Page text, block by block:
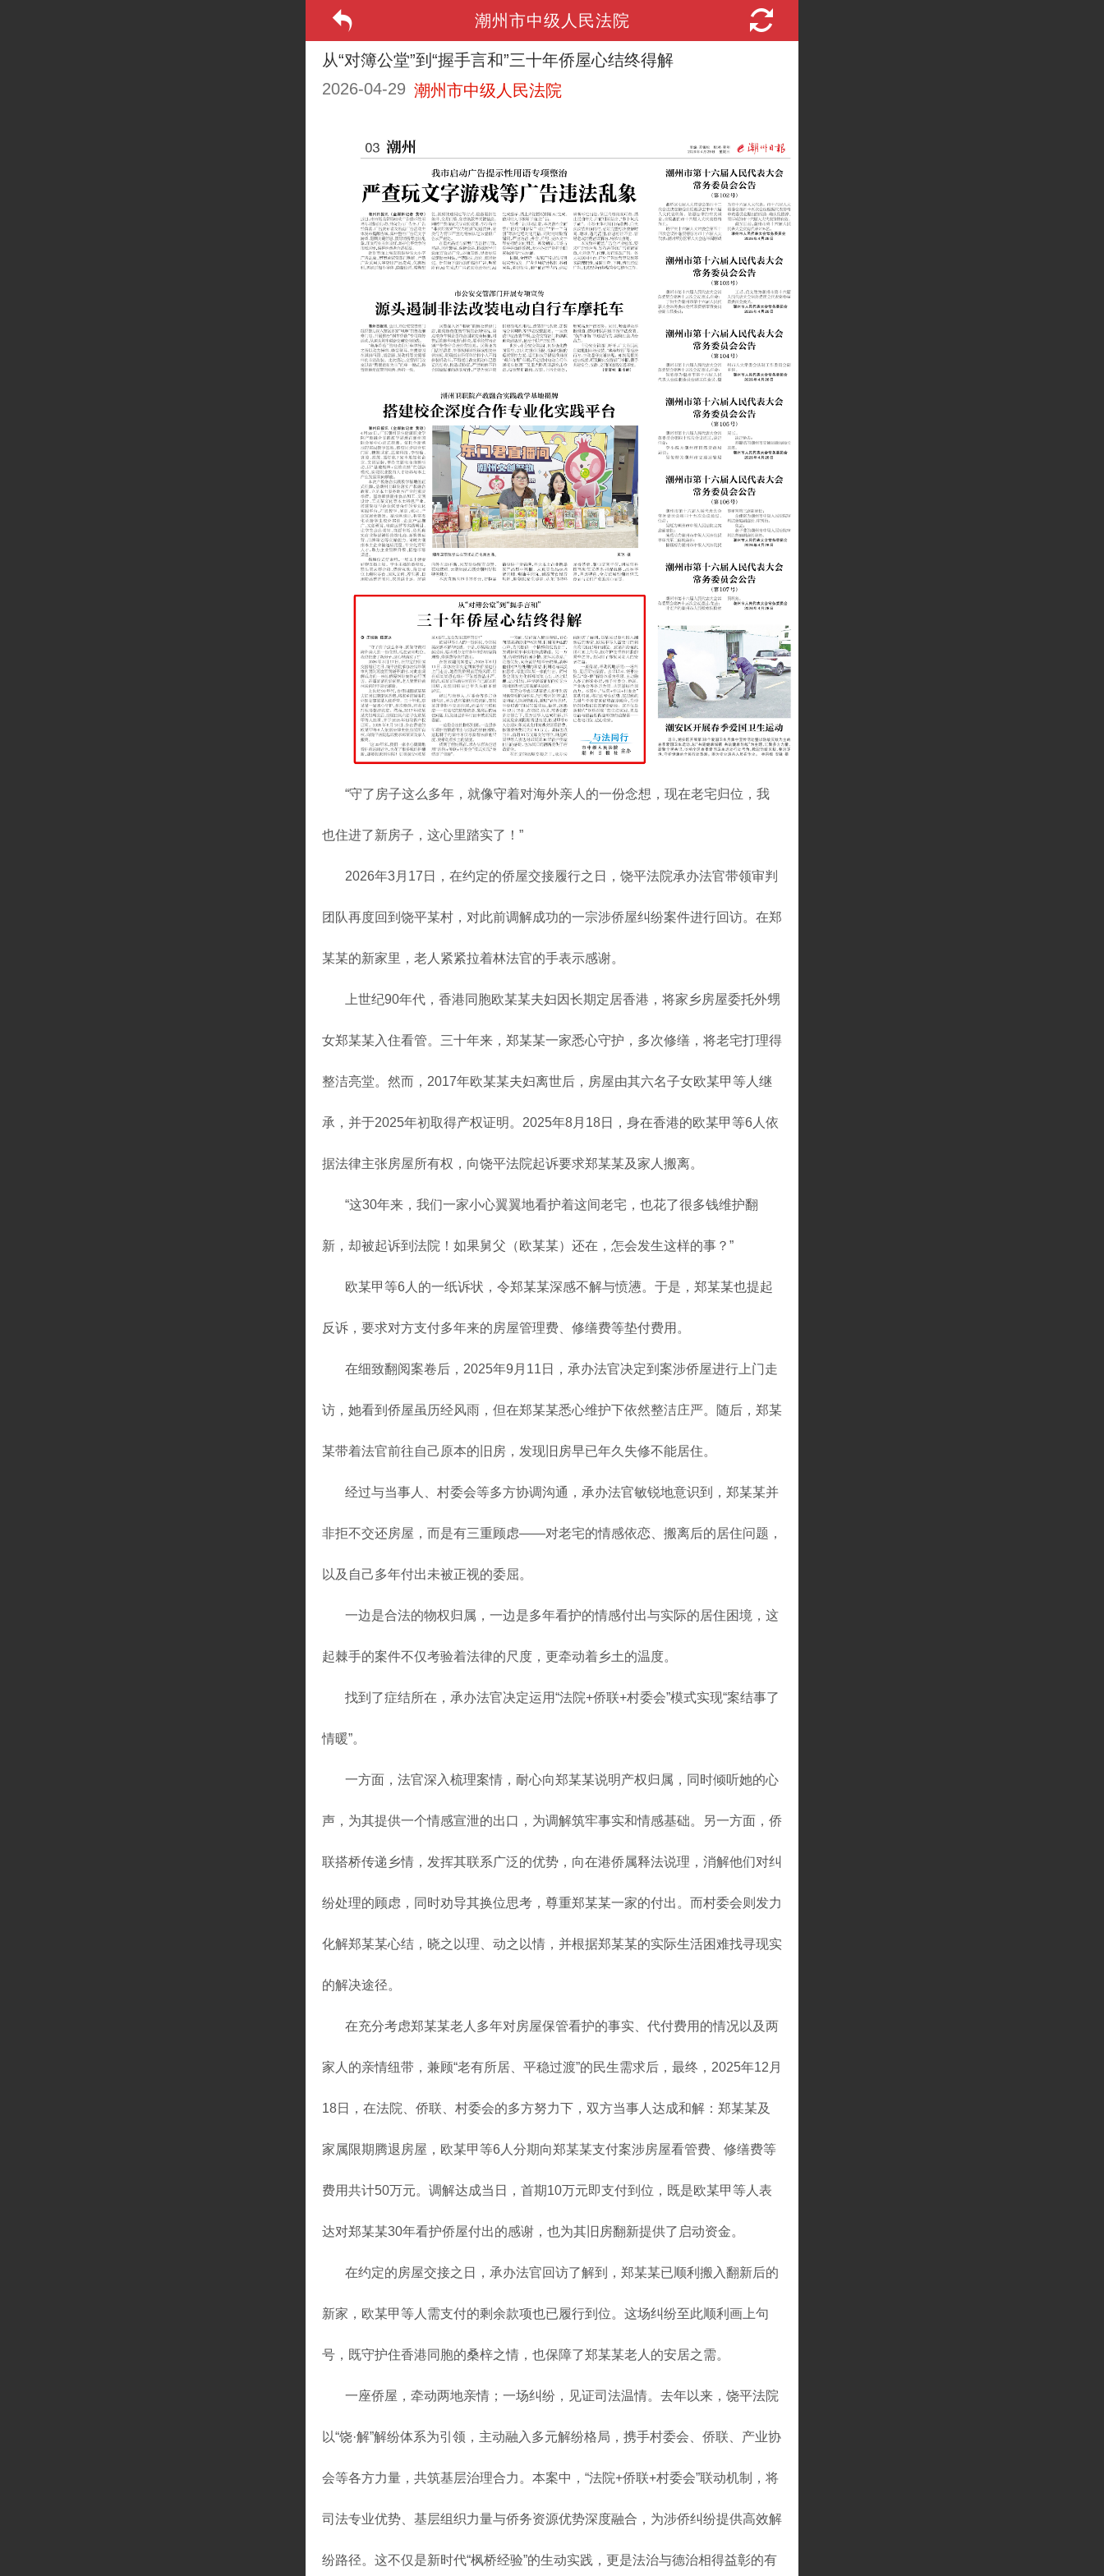
潮州市中级人民法院
从“对簿公堂”到“握手言和”三十年侨屋心结终得解
2026-04-29 潮州市中级人民法院
“守了房子这么多年，就像守着对海外亲人的一份念想，现在老宅归位，我
也住进了新房子，这心里踏实了！”
2026年3月17日，在约定的侨屋交接履行之日，饶平法院承办法官带领审判
团队再度回到饶平某村，对此前调解成功的一宗涉侨屋纠纷案件进行回访。在郑
某某的新家里，老人紧紧拉着林法官的手表示感谢。
上世纪90年代，香港同胞欧某某夫妇因长期定居香港，将家乡房屋委托外甥
女郑某某入住看管。三十年来，郑某某一家悉心守护，多次修缮，将老宅打理得
整洁亮堂。然而，2017年欧某某夫妇离世后，房屋由其六名子女欧某甲等人继
承，并于2025年初取得产权证明。2025年8月18日，身在香港的欧某甲等6人依
据法律主张房屋所有权，向饶平法院起诉要求郑某某及家人搬离。
“这30年来，我们一家小心翼翼地看护着这间老宅，也花了很多钱维护翻
新，却被起诉到法院！如果舅父（欧某某）还在，怎会发生这样的事？”
欧某甲等6人的一纸诉状，令郑某某深感不解与愤懑。于是，郑某某也提起
反诉，要求对方支付多年来的房屋管理费、修缮费等垫付费用。
在细致翻阅案卷后， 2025年9月11日，承办法官决定到案涉侨屋进行上门走
访，她看到侨屋虽历经风雨，但在郑某某悉心维护下依然整洁庄严。随后，郑某
某带着法官前往自己原本的旧房，发现旧房早已年久失修不能居住。
经过与当事人、村委会等多方协调沟通，承办法官敏锐地意识到，郑某某并
非拒不交还房屋，而是有三重顾虑——对老宅的情感依恋、搬离后的居住问题，
以及自己多年付出未被正视的委屈。
一边是合法的物权归属，一边是多年看护的情感付出与实际的居住困境，这
起棘手的案件不仅考验着法律的尺度，更牵动着乡土的温度。
找到了症结所在，承办法官决定运用“法院+侨联+村委会”模式实现“案结事了
情暖”。
一方面，法官深入梳理案情，耐心向郑某某说明产权归属，同时倾听她的心
声，为其提供一个情感宣泄的出口，为调解筑牢事实和情感基础。另一方面，侨
联搭桥传递乡情，发挥其联系广泛的优势，向在港侨属释法说理，消解他们对纠
纷处理的顾虑，同时劝导其换位思考，尊重郑某某一家的付出。而村委会则发力
化解郑某某心结，晓之以理、动之以情，并根据郑某某的实际生活困难找寻现实
的解决途径。
在充分考虑郑某某老人多年对房屋保管看护的事实、代付费用的情况以及两
家人的亲情纽带，兼顾“老有所居、平稳过渡”的民生需求后，最终，2025年12月
18日，在法院、侨联、村委会的多方努力下，双方当事人达成和解：郑某某及
家属限期腾退房屋，欧某甲等6人分期向郑某某支付案涉房屋看管费、修缮费等
费用共计50万元。调解达成当日，首期10万元即支付到位，既是欧某甲等人表
达对郑某某30年看护侨屋付出的感谢，也为其旧房翻新提供了启动资金。
在约定的房屋交接之日，承办法官回访了解到，郑某某已顺利搬入翻新后的
新家，欧某甲等人需支付的剩余款项也已履行到位。这场纠纷至此顺利画上句
号，既守护住香港同胞的桑梓之情，也保障了郑某某老人的安居之需。
一座侨屋，牵动两地亲情；一场纠纷，见证司法温情。去年以来，饶平法院
以“饶·解”解纷体系为引领，主动融入多元解纷格局，携手村委会、侨联、产业协
会等各方力量，共筑基层治理合力。本案中，“法院+侨联+村委会”联动机制，将
司法专业优势、基层组织力量与侨务资源优势深度融合，为涉侨纠纷提供高效解
纷路径。这不仅是新时代“枫桥经验”的生动实践，更是法治与德治相得益彰的有